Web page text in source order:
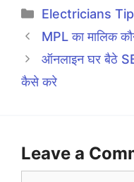
Categories
Electricians
MPL का मालिक
ऑनलाइन घर बैठे
कैसे करे
Leave a